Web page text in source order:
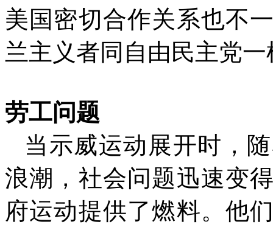
美国密切合作关系也不
兰主义者同自由民主党
劳工问题
当示威运动展开时，
浪潮，社会问题迅速变
府运动提供了燃料。他